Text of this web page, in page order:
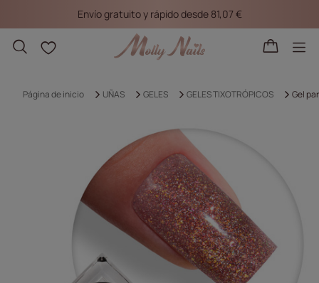
Envío gratuito y rápido desde 81,07 €
Listas de la compra
Página de inicio UÑAS GELES GELES TIXOTRÓPICOS Gel